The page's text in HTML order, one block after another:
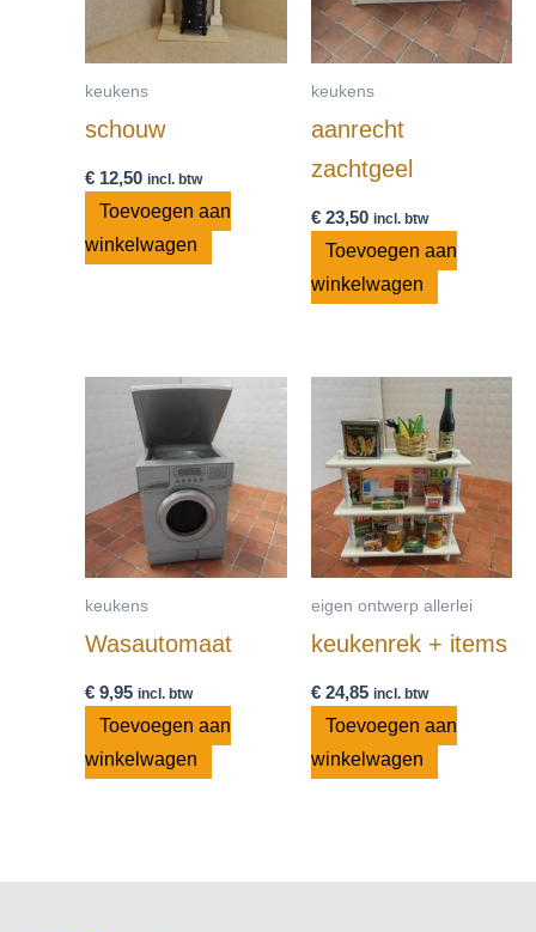
keukens
schouw
€ 12,50 incl. btw
Toevoegen aan
winkelwagen
keukens
aanrecht
zachtgeel
€23,50 incl. btw
Toevoegen aan
winkelwagen
keukens
Wasautomaat
€ 9,95 incl. btw
Toevoegen aan
winkelwagen
eigen ontwerp allerlei
keukenrek + items
€24,85 incl. btw
Toevoegen aan
winkelwagen